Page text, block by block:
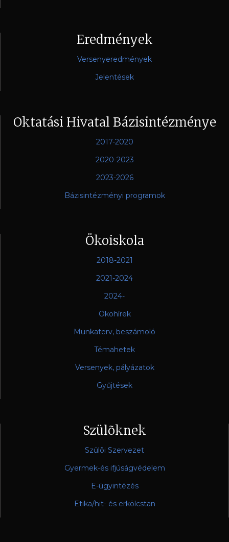
Eredmények
Versenyeredmények
Jelentések
Oktatási Hivatal Bázisintézménye
2017-2020
2020-2023
2023-2026
Bázisintézményi programok
Ökoiskola
2018-2021
2021-2024
2024-
Ökohírek
Munkaterv, beszámoló
Témahetek
Versenyek, pályázatok
Gyűjtések
Szülõknek
Szülõi Szervezet
Gyermek-és ifjúságvédelem
E-ügyintézés
Etika/hit- és erkölcstan